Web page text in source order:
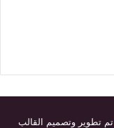
تم تطوير وتصميم القالب